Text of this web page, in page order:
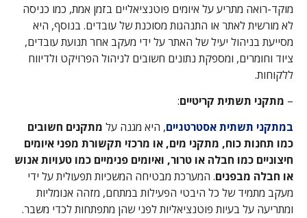
מוקד-רואה מתריע על איומים פוטנציאליים בזמן אמת, כמו כניסה
לא מורשית לאתר או התנהגות מסוכנת של עובדים. בנוסף, היא
מסייעת בניהול יעיל של האתר על ידי מעקב אחר תנועת עובדים,
ציוד וחומרים, ומספקת נתונים חשובים לניהול הפרויקט ולדיווח
ללקוחות.
– מתקני תשתית קריטיים:
במתקני תשתית אסטרטגיים, היא מגנה על מתקנים חשובים
כמו תחנות כוח, מתקני מים, או מרכזי תקשורת מפני איומים
חיצוניים כמו חבלה או טרור, ואיומים פנימיים כמו טעויות אנוש
או חבלה מבפנים. המערכת מבטיחה המשכיות תפעולית על ידי
מעקב מתמיד של כל היבטי הפעילות במתחם, מזהה אנומליות
ומתריעה על בעיות פוטנציאליות לפני שהן מתפתחות לכדי משבר.